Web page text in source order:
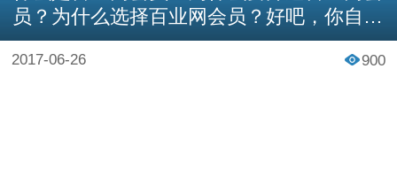
员？为什么选择百业网会员？好吧，你自己
看吧！
2017-06-26 900